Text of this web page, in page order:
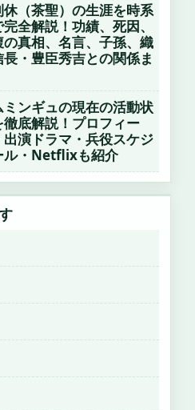
休（茶聖）の生涯を時系
全解説！功績、死因、
の真相、名言、子孫、織
長・豊臣秀吉との関係ま
ミンギュの現在の活動状
徹底解説！プロフィー
出演ドラマ・兵役スケジ
ル・Netflixも紹介